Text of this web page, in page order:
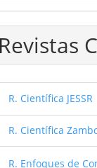
Revistas
R. Científica JESSR
R. Científica
R. Enfoques de